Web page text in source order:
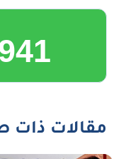
مقالات ذات